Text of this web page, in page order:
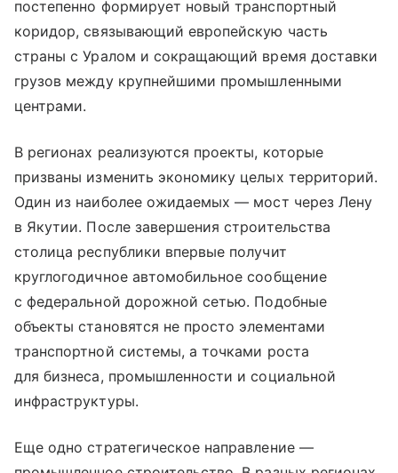
постепенно формирует новый транспортный
коридор, связывающий европейскую часть
страны с Уралом и сокращающий время доставки
грузов между крупнейшими промышленными
центрами.
В регионах реализуются проекты, которые
призваны изменить экономику целых территорий.
Один из наиболее ожидаемых — мост через Лену
в Якутии. После завершения строительства
столица республики впервые получит
круглогодичное автомобильное сообщение
с федеральной дорожной сетью. Подобные
объекты становятся не просто элементами
транспортной системы, а точками роста
для бизнеса, промышленности и социальной
инфраструктуры.
Еще одно стратегическое направление —